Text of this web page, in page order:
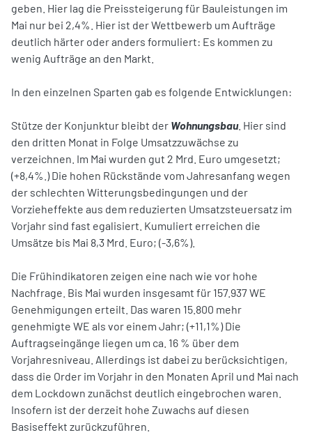
geben. Hier lag die Preissteigerung für Bauleistungen im
Mai nur bei 2,4%. Hier ist der Wettbewerb um Aufträge
deutlich härter oder anders formuliert: Es kommen zu
wenig Aufträge an den Markt.
In den einzelnen Sparten gab es folgende Entwicklungen:
Stütze der Konjunktur bleibt der Wohnungsbau. Hier sind
den dritten Monat in Folge Umsatzzuwächse zu
verzeichnen. Im Mai wurden gut 2 Mrd. Euro umgesetzt;
(+8,4%.) Die hohen Rückstände vom Jahresanfang wegen
der schlechten Witterungsbedingungen und der
Vorzieheffekte aus dem reduzierten Umsatzsteuersatz im
Vorjahr sind fast egalisiert. Kumuliert erreichen die
Umsätze bis Mai 8,3 Mrd. Euro; (-3,6%).
Die Frühindikatoren zeigen eine nach wie vor hohe
Nachfrage. Bis Mai wurden insgesamt für 157.937 WE
Genehmigungen erteilt. Das waren 15.800 mehr
genehmigte WE als vor einem Jahr; (+11,1%) Die
Auftragseingänge liegen um ca. 16 % über dem
Vorjahresniveau. Allerdings ist dabei zu berücksichtigen,
dass die Order im Vorjahr in den Monaten April und Mai nach
dem Lockdown zunächst deutlich eingebrochen waren.
Insofern ist der derzeit hohe Zuwachs auf diesen
Basiseffekt zurückzuführen.